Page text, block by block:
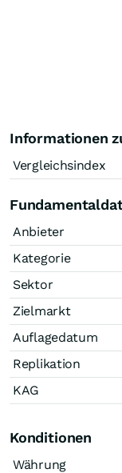
Informationen
Vergleichsindex
Anbieter
Kategorie
Sektor
Zielmarkt
Auflagedatum
Replikation
KAG
Konditionen
Währung